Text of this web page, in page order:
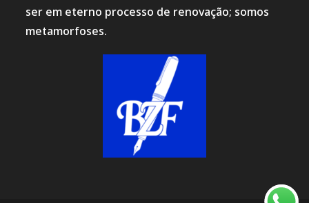
ser em eterno processo de renovação; somos
metamorfoses.